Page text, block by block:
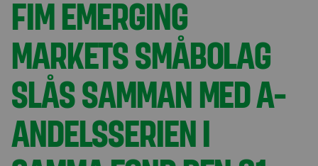
FIM EMERGING
MARKETS SMÅBOLAG
SLÅS SAMMAN MED A-
ANDELSSERIEN I